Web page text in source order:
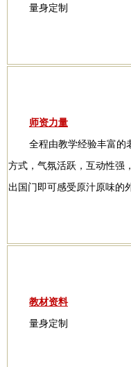
量身定制
师资力量
全程由教学经验丰富的
方式，气氛活跃，互动性强
出国门即可感受原汁原味的
教材资料
量身定制